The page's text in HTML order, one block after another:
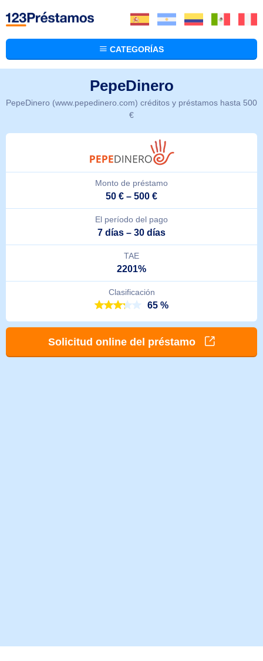
CATEGORÍAS
PepeDinero
PepeDinero (www.pepedinero.com) créditos y préstamos hasta 500
€
Monto de préstamo
50 € – 500 €
El período del pago
7 días – 30 días
TAE
2201%
Clasificación
65 %
Solicitud online del préstamo